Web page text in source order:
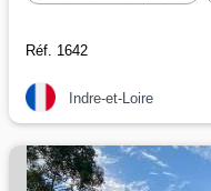
Réf. 1642
Indre-et-Loire